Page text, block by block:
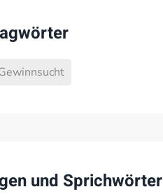
und Sprichwörter